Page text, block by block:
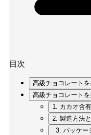
目次
高級チョコレート
高級チョコレート
1. カカオ含
2. 製造方法
3. パッケー